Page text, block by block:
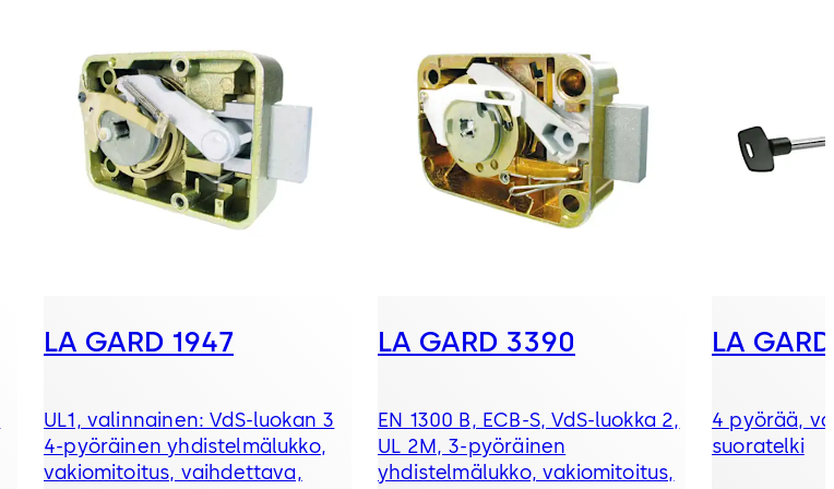
LA GARD 1947
UL1, valinnainen: VdS-luokan 3
4-pyöräinen yhdistelmälukko,
vakiomitoitus, vaihdettava,
LA GARD 3390
EN 1300 B, ECB-S, VdS-luokka 2,
UL 2M, 3-pyöräinen
yhdistelmälukko, vakiomitoitus,
LA
4 pyörää,
suoratelki